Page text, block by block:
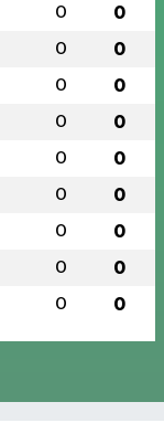
0 0
0 0
0 0
0 0
0 0
0 0
0 0
0 0
0 0